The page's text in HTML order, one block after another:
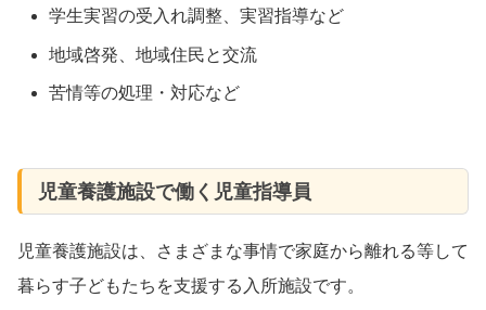
学生実習の受入れ調整、実習指導など
地域啓発、地域住民と交流
苦情等の処理・対応など
児童養護施設で働く児童指導員
児童養護施設は、さまざまな事情で家庭から離れる等して
暮らす子どもたちを支援する入所施設です。